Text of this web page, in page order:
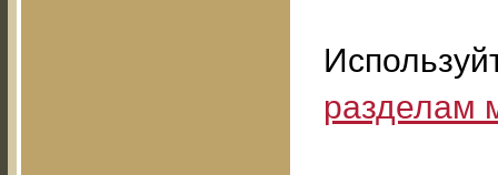
разделам